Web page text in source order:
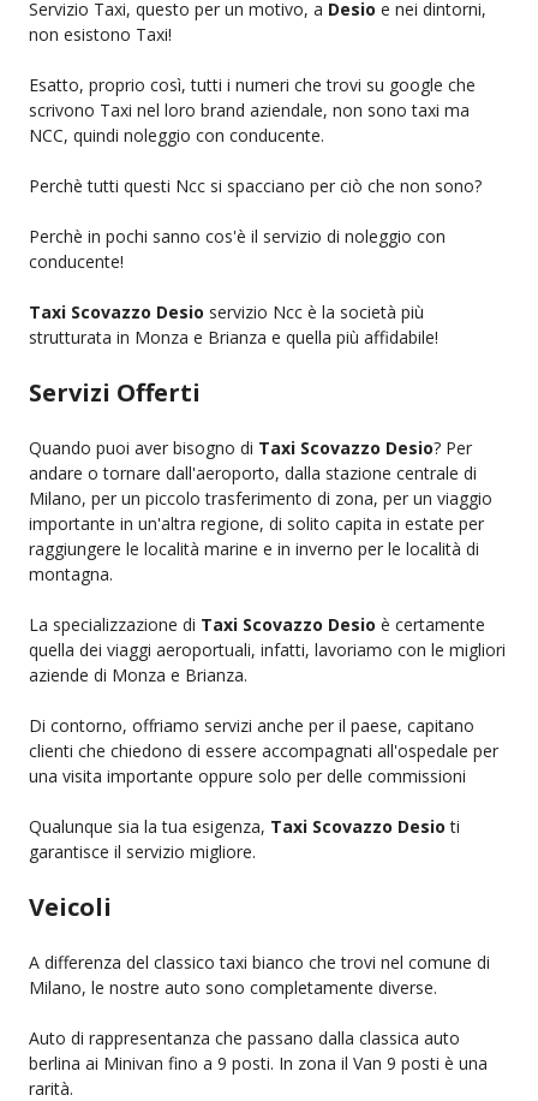
Servizio Taxi, questo per un motivo, a Desio e nei dintorni,
non esistono Taxi!
Esatto, proprio così, tutti i numeri che trovi su google che
scrivono Taxi nel loro brand aziendale, non sono taxi ma
NCC, quindi noleggio con conducente.
Perchè tutti questi Ncc si spacciano per ciò che non sono?
Perchè in pochi sanno cos'è il servizio di noleggio con
conducente!
Taxi Scovazzo Desio servizio Ncc è la società più
strutturata in Monza e Brianza e quella più affidabile!
Servizi Offerti
Quando puoi aver bisogno di Taxi Scovazzo Desio? Per
andare o tornare dall'aeroporto, dalla stazione centrale di
Milano, per un piccolo trasferimento di zona, per un viaggio
importante in un'altra regione, di solito capita in estate per
raggiungere le località marine e in inverno per le località di
montagna.
La specializzazione di Taxi Scovazzo Desio è certamente
quella dei viaggi aeroportuali, infatti, lavoriamo con le migliori
aziende di Monza e Brianza.
Di contorno, offriamo servizi anche per il paese, capitano
clienti che chiedono di essere accompagnati all'ospedale per
una visita importante oppure solo per delle commissioni
Qualunque sia la tua esigenza, Taxi Scovazzo Desio ti
garantisce il servizio migliore.
Veicoli
A differenza del classico taxi bianco che trovi nel comune di
Milano, le nostre auto sono completamente diverse.
Auto di rappresentanza che passano dalla classica auto
berlina ai Minivan fino a 9 posti. In zona il Van 9 posti è una
rarità.